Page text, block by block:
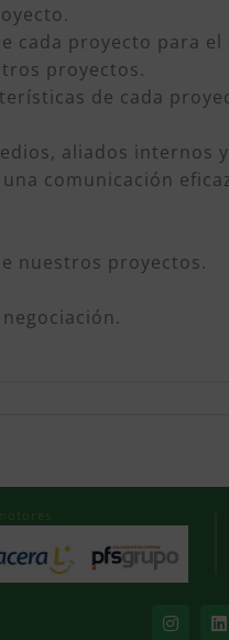
cada proyecto para
proyectos.
de cada
aliados internos
comunicación
nuestros proyectos.